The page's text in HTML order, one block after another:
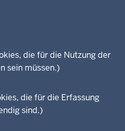
die für die Nutzung der
sein müssen.)
die für die Erfassung
sind.)